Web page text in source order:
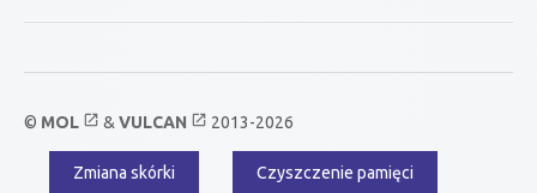
© MOL open_in_new & VULCAN open_in_new 2013-2026
Zmiana skórki Czyszczenie pamięci